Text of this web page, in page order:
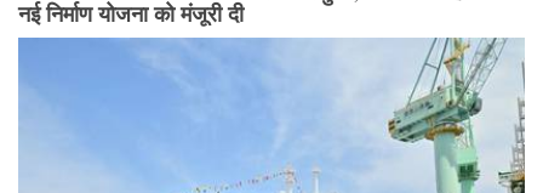
नई निर्माण योजना को मंजूरी दी